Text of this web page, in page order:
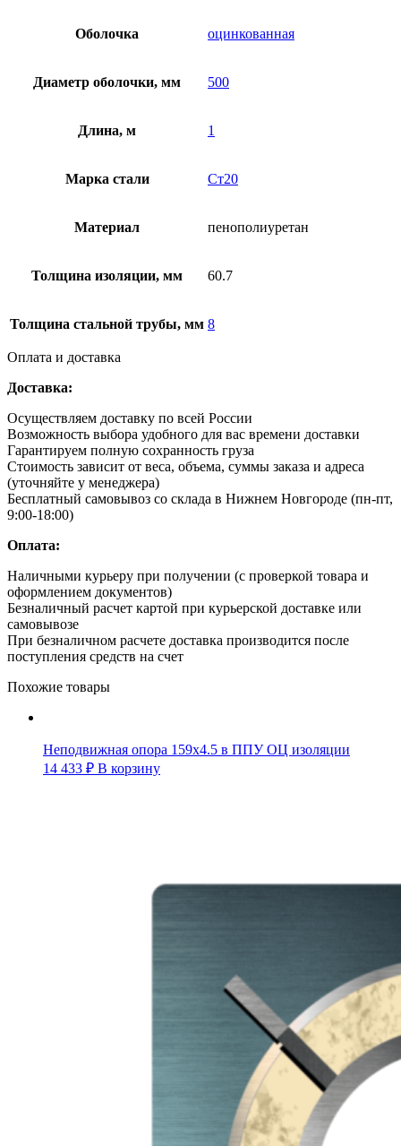
Оболочка оцинкованная
Диаметр оболочки, мм 500
Длина, м 1
Марка стали Ст20
Материал пенополиуретан
Толщина изоляции, мм 60.7
Толщина стальной трубы, мм 8
Оплата и доставка
Доставка:
Осуществляем доставку по всей России
Возможность выбора удобного для вас времени доставки
Гарантируем полную сохранность груза
Стоимость зависит от веса, объема, суммы заказа и адреса
(уточняйте у менеджера)
Бесплатный самовывоз со склада в Нижнем Новгороде (пн-пт,
9:00-18:00)
Оплата:
Наличными курьеру при получении (с проверкой товара и
оформлением документов)
Безналичный расчет картой при курьерской доставке или
самовывозе
При безналичном расчете доставка производится после
поступления средств на счет
Похожие товары
Неподвижная опора 159х4.5 в ППУ ОЦ изоляции
14 433 ₽ В корзину